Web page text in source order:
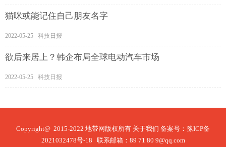
猫咪或能记住自己朋友名字
2022-05-25 科技日报
欲后来居上？韩企布局全球电动汽车市场
2022-05-25 科技日报
Copyright@ 2015-2022 地带网版权所有 关于我们 备案号： 豫ICP备
2021032478号-18 联系邮箱：89 71 80 9@qq.com